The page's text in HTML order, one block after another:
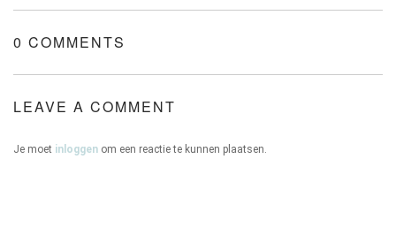
0 COMMENTS
LEAVE A COMMENT
Je moet inloggen om een reactie te kunnen plaatsen.